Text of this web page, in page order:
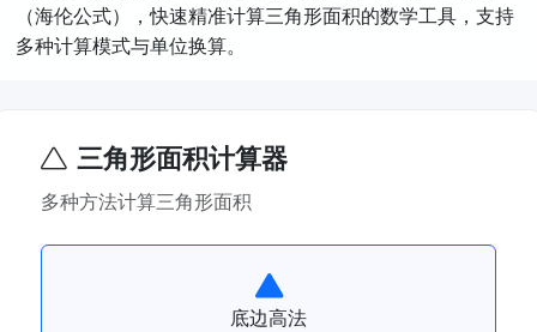
（海伦公式），快速精准计算三角形面积的数学工具，支持
多种计算模式与单位换算。​​
三角形面积计算器
多种方法计算三角形面积
底边高法